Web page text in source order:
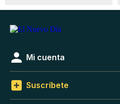
Mi cuenta
Suscríbete